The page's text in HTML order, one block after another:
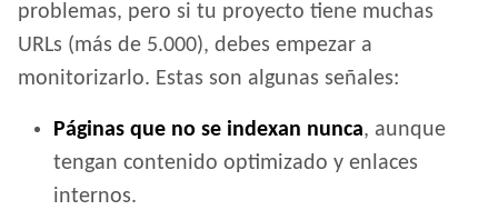
problemas, pero si tu proyecto tiene muchas
URLs (más de 5.000), debes empezar a
monitorizarlo. Estas son algunas señales:
Páginas que no se indexan nunca, aunque
tengan contenido optimizado y enlaces
internos.